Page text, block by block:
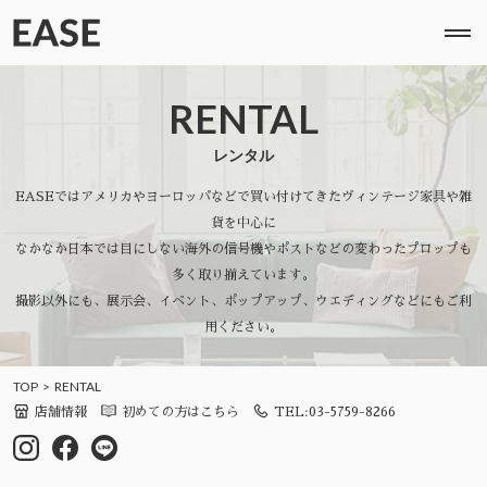
RENTAL
レンタル
EASEではアメリカやヨーロッパなどで買い付けてきたヴィンテージ家具や雑
貨を中心に
なかなか日本では目にしない海外の信号機やポストなどの変わったプロップも
多く取り揃えています。
撮影以外にも、展示会、イベント、ポップアップ、ウエディングなどにもご利
用ください。
TOP RENTAL
店舗情報 初めての方はこちら TEL:03-5759-8266